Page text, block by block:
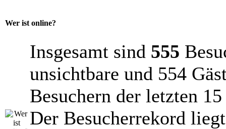
Wer ist online?
Insgesamt sind 555
unsichtbare und 554
Besuchern der letzten
Der Besucherrekord